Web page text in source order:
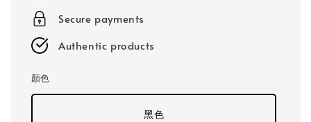
Secure payments
Authentic products
顏色
黑色